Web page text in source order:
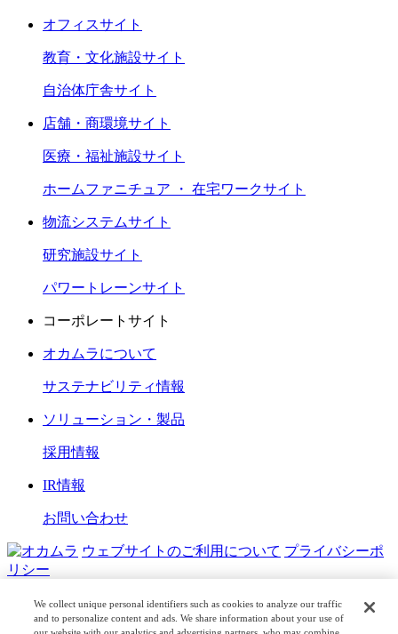
オフィスサイト
教育・文化施設サイト
自治体庁舎サイト
店舗・商環境サイト
医療・福祉施設サイト
ホームファニチュア ・ 在宅ワークサイト
物流システムサイト
研究施設サイト
パワートレーンサイト
コーポレートサイト
オカムラについて
サステナビリティ情報
ソリューション・製品
採用情報
IR情報
お問い合わせ
ウェブサイトのご利用について プライバシーポ
リシー
COPYRIGHT © OKAMURA CORPORATION. ALL RIGHTS
RESERVED.
We collect unique personal identifiers such as cookies to analyze our traffic
and to personalize content and ads. We share information about your use of